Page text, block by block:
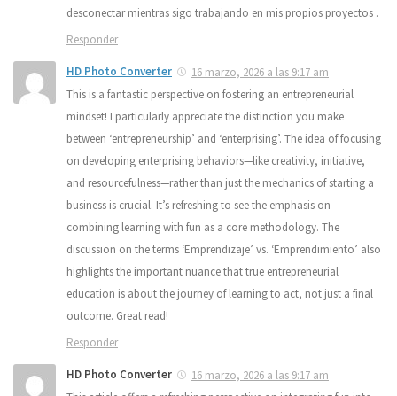
desconectar mientras sigo trabajando en mis propios proyectos .
Responder
HD Photo Converter
16 marzo, 2026 a las 9:17 am
This is a fantastic perspective on fostering an entrepreneurial
mindset! I particularly appreciate the distinction you make
between ‘entrepreneurship’ and ‘enterprising’. The idea of focusing
on developing enterprising behaviors—like creativity, initiative,
and resourcefulness—rather than just the mechanics of starting a
business is crucial. It’s refreshing to see the emphasis on
combining learning with fun as a core methodology. The
discussion on the terms ‘Emprendizaje’ vs. ‘Emprendimiento’ also
highlights the important nuance that true entrepreneurial
education is about the journey of learning to act, not just a final
outcome. Great read!
Responder
HD Photo Converter
16 marzo, 2026 a las 9:17 am